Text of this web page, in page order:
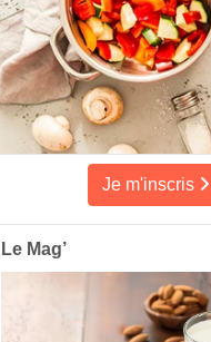
Je m'inscris
Le Mag’